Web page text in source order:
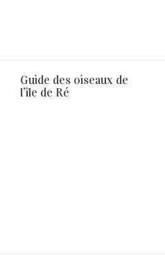
Guide des oiseaux de
l’île de Ré